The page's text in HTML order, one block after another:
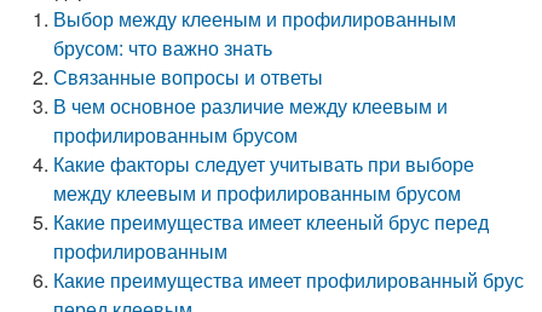
Выбор между клееным и профилированным
брусом: что важно знать
Связанные вопросы и ответы
В чем основное различие между клеевым и
профилированным брусом
Какие факторы следует учитывать при выборе
между клеевым и профилированным брусом
Какие преимущества имеет клееный брус перед
профилированным
Какие преимущества имеет профилированный брус